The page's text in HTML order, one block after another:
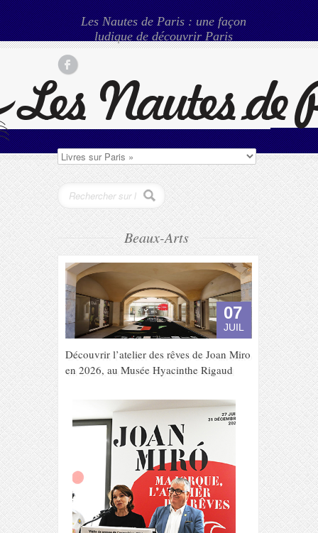
Les Nautes de Paris : une façon
ludique de découvrir Paris
Beaux-Arts
07
JUIL
Découvrir l’atelier des rêves de Joan Miro
en 2026, au Musée Hyacinthe Rigaud